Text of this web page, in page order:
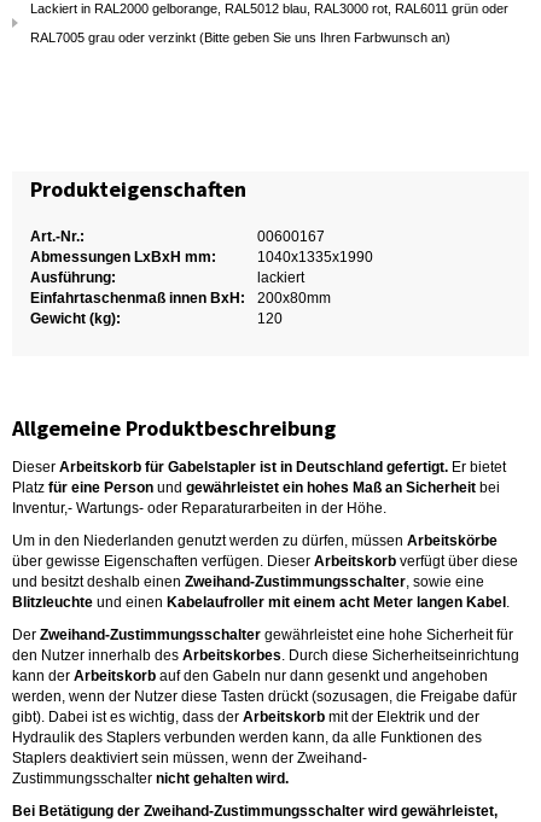
Lackiert in RAL2000 gelborange, RAL5012 blau, RAL3000 rot, RAL6011 grün oder
RAL7005 grau oder verzinkt (Bitte geben Sie uns Ihren Farbwunsch an)
Produkteigenschaften
Art.-Nr.:
00600167
Abmessungen LxBxH mm:
1040x1335x1990
Ausführung:
lackiert
Einfahrtaschenmaß innen BxH:
200x80mm
Gewicht (kg):
120
Allgemeine Produktbeschreibung
Dieser Arbeitskorb für Gabelstapler ist in Deutschland gefertigt. Er bietet
Platz für eine Person und gewährleistet ein hohes Maß an Sicherheit bei
Inventur,- Wartungs- oder Reparaturarbeiten in der Höhe.
Um in den Niederlanden genutzt werden zu dürfen, müssen Arbeitskörbe
über gewisse Eigenschaften verfügen. Dieser Arbeitskorb verfügt über diese
und besitzt deshalb einen Zweihand-Zustimmungsschalter, sowie eine
Blitzleuchte und einen Kabelaufroller mit einem acht Meter langen Kabel .
Der Zweihand-Zustimmungsschalter gewährleistet eine hohe Sicherheit für
den Nutzer innerhalb des Arbeitskorbes. Durch diese Sicherheitseinrichtung
kann der Arbeitskorb auf den Gabeln nur dann gesenkt und angehoben
werden, wenn der Nutzer diese Tasten drückt (sozusagen, die Freigabe dafür
gibt). Dabei ist es wichtig, dass der Arbeitskorb mit der Elektrik und der
Hydraulik des Staplers verbunden werden kann, da alle Funktionen des
Staplers deaktiviert sein müssen, wenn der Zweihand-
Zustimmungsschalter nicht gehalten wird.
Bei Betätigung der Zweihand-Zustimmungsschalter wird gewährleistet,